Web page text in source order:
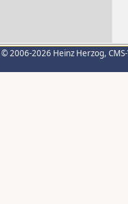
© 2006-2026 Heinz Herzog,